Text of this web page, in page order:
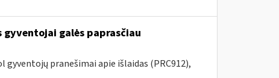
gyventojai galės paprasčiau
pranešimai apie išlaidas (PRC912),